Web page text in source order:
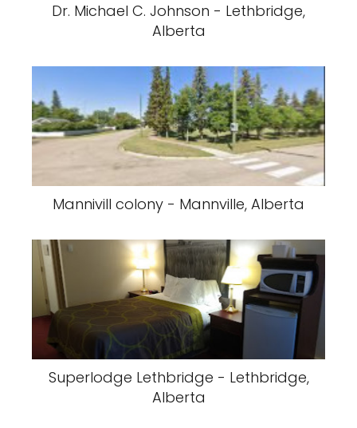
Dr. Michael C. Johnson - Lethbridge,
Alberta
Mannivill colony - Mannville, Alberta
Superlodge Lethbridge - Lethbridge,
Alberta